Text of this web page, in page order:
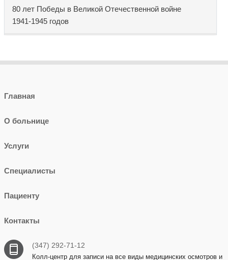
80 лет Победы в Великой Отечественной войне
1941-1945 годов
Главная
О больнице
Услуги
Специалисты
Пациенту
Контакты
(347) 292-71-12
Колл-центр для записи на все виды медицинских осмотров и